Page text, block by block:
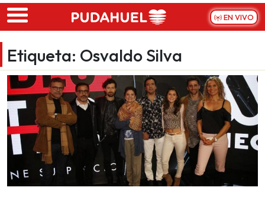
Skip to main content
EN VIVO
Etiqueta: Osvaldo Silva